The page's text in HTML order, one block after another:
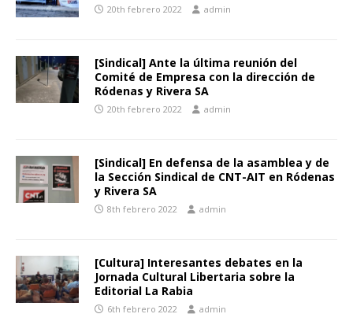
20th febrero 2022 admin
[Sindical] Ante la última reunión del
Comité de Empresa con la dirección de
Ródenas y Rivera SA
20th febrero 2022 admin
[Sindical] En defensa de la asamblea y de
la Sección Sindical de CNT-AIT en Ródenas
y Rivera SA
8th febrero 2022 admin
[Cultura] Interesantes debates en la
Jornada Cultural Libertaria sobre la
Editorial La Rabia
6th febrero 2022 admin